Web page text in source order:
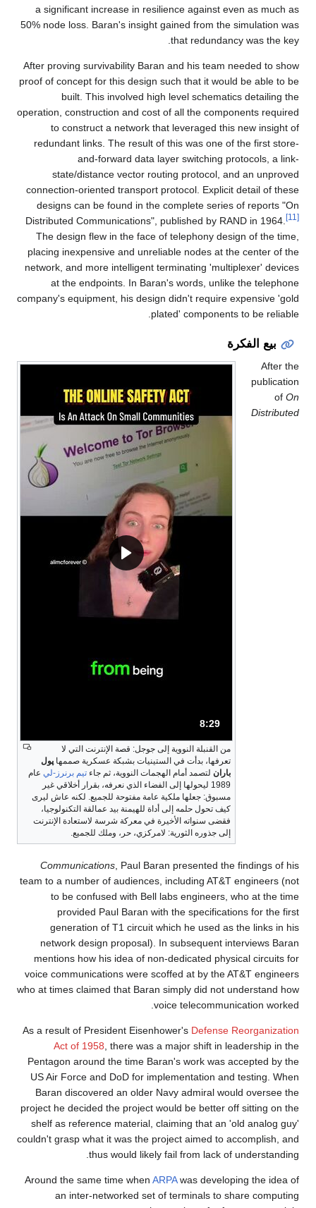
a significant increase in resilience against even as much as
50% node loss. Baran's insight gained from the simulation was
that redundancy was the key.
After proving survivability Baran and his team needed to show
proof of concept for this design such that it would be able to be
built. This involved high level schematics detailing the
operation, construction and cost of all the components required
to construct a network that leveraged this new insight of
redundant links. The result of this was one of the first store-
and-forward data layer switching protocols, a link-
state/distance vector routing protocol, and an unproved
connection-oriented transport protocol. Explicit detail of these
designs can be found in the complete series of reports "On
Distributed Communications", published by RAND in 1964.
[11]
The design flew in the face of telephony design of the time,
placing inexpensive and unreliable nodes at the center of the
network, and more intelligent terminating 'multiplexer' devices
at the endpoints. In Baran's words, unlike the telephone
company's equipment, his design didn't require expensive 'gold
plated' components to be reliable.
بيع الفكرة
المدة: دقائق و 29 ثواني.
8:29
من القنبلة النووية إلى جوجل: قصة الإنترنت التي لا
تعرفها، بدأت في الستينيات بشبكة عسكرية صممهاپول
باران لتصمد أمام الهجمات النووية، ثم جاء تيم برنرز-لي عام
1989 ليحولها إلى الفضاء الذي نعرفه، بقرار أخلاقي غير
مسبوق: جعلها ملكية عامة مفتوحة للجميع. لكنه عاش ليرى
كيف تحول حلمه إلى أداة للهيمنة بيد عمالقة التكنولوجيا،
فقضى سنواته الأخيرة في معركة شرسة لاستعادة الإنترنت
إلى جذوره الثورية: لامركزي، حر، وملك للجميع.
After the
publication
of On
Distributed
Communications , Paul Baran presented the findings of his
team to a number of audiences, including AT&T engineers (not
to be confused with Bell labs engineers, who at the time
provided Paul Baran with the specifications for the first
generation of T1 circuit which he used as the links in his
network design proposal). In subsequent interviews Baran
mentions how his idea of non-dedicated physical circuits for
voice communications were scoffed at by the AT&T engineers
who at times claimed that Baran simply did not understand how
voice telecommunication worked.
As a result of President Eisenhower's Defense Reorganization
Act of 1958 , there was a major shift in leadership in the
Pentagon around the time Baran's work was accepted by the
US Air Force and DoD for implementation and testing. When
Baran discovered an older Navy admiral would oversee the
project he decided the project would be better off sitting on the
shelf as reference material, claiming that an 'old analog guy'
couldn't grasp what it was the project aimed to accomplish, and
thus would likely fail from lack of understanding.
Around the same time when ARPAwas developing the idea of
an inter-networked set of terminals to share computing